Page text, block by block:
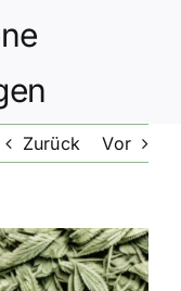
Zurück Vor